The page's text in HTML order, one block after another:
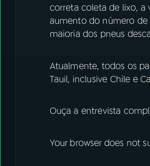
correta coleta de lixo, a
aumento do número de
maioria dos pneus
Atualmente, todos os
Tauil, inclusive Chile e
Ouça a entrevista
Your browser does not